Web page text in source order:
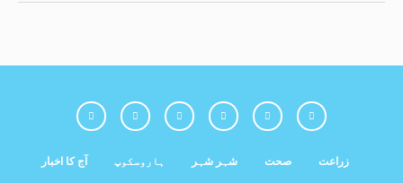
آج کا اخبار ہاروسکوپ شہر شہر صحت زراعت